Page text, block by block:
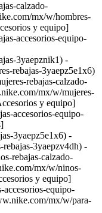
calzado-
mx/w/hombres-
y equipo]
accesorios-equipo-
3yaepznik1) -
rebajas-3yaepz5e1x6)
rebajas-calzado-
mx/w/mujeres-
y equipo]
accesorios-equipo-
3yaepz5e1x6) -
3yaepzv4dh) -
rebajas-calzado-
mx/w/ninos-
y equipo]
equipo-
mx/w/para-